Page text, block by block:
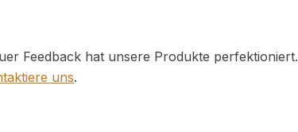
Feedback hat unsere Produkte perfektioniert.
uns.